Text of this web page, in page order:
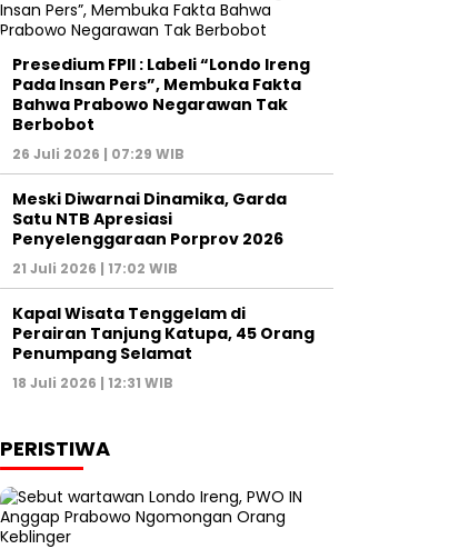
Presedium FPII : Labeli “Londo Ireng
Pada Insan Pers”, Membuka Fakta
Bahwa Prabowo Negarawan Tak
Berbobot
26 Juli 2026 | 07:29 WIB
Meski Diwarnai Dinamika, Garda
Satu NTB Apresiasi
Penyelenggaraan Porprov 2026 ‎
21 Juli 2026 | 17:02 WIB
Kapal Wisata Tenggelam di
Perairan Tanjung Katupa, 45 Orang
Penumpang Selamat
18 Juli 2026 | 12:31 WIB
PERISTIWA